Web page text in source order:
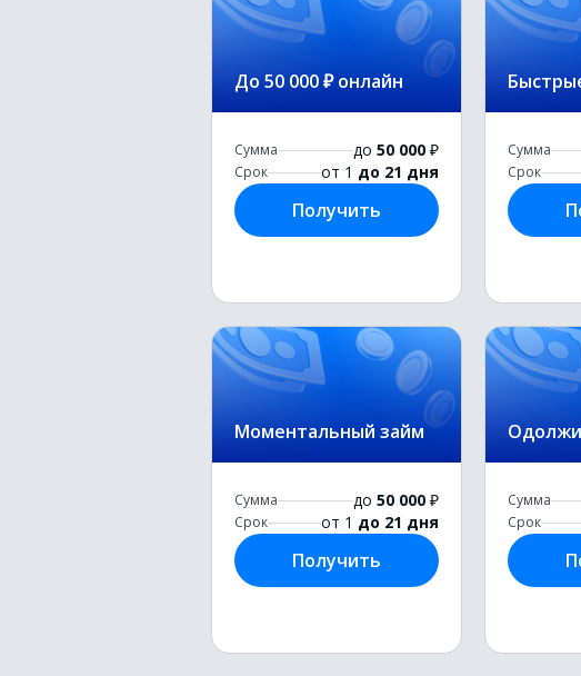
До 50 000 ₽ онлайн
Сумма до 50 000 ₽
Срок от 1 до 21 дня
Получить
Сумма
Срок
Моментальный займ
Сумма до 50 000 ₽
Срок от 1 до 21 дня
Получить
Сумма
Срок